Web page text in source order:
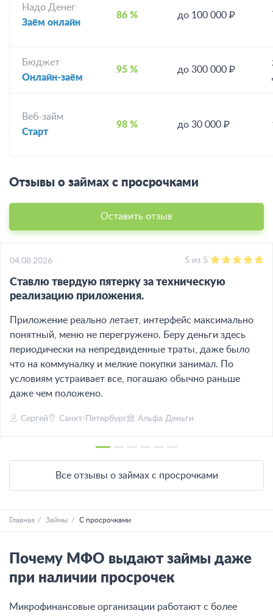
Надо Денег
Заём онлайн
86 % до 100 000 ₽
Бюджет
Онлайн-заём
95 % до 300 000 ₽
Веб-займ
Старт
98 % до 30 000 ₽
Отзывы о займах с просрочками
Оставить отзыв
04.08.2026 5 из 5
Ставлю твердую пятерку за техническую
реализацию приложения.
Приложение реально летает, интерфейс максимально
понятный, меню не перегружено. Беру деньги здесь
периодически на непредвиденные траты, даже было
что на коммуналку и мелкие покупки занимал. По
условиям устраивает все, погашаю обычно раньше
даже чем положено.
Сергей Санкт-Петербург Альфа Деньги
Все отзывы о займах с просрочками
Главная Займы С просрочками
Почему МФО выдают займы даже
при наличии просрочек
Микрофинансовые организации работают с более